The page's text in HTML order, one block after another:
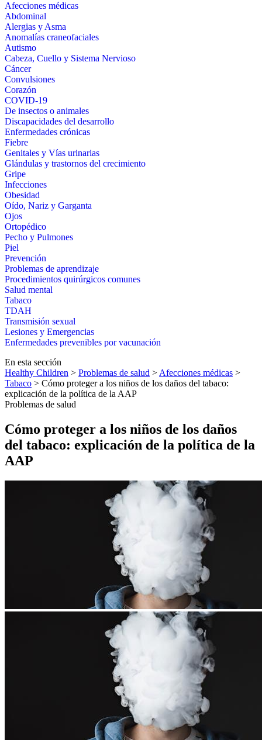
Afecciones médicas
Abdominal
Alergias y Asma
Anomalías craneofaciales
Autismo
Cabeza, Cuello y Sistema Nervioso
Cáncer
Convulsiones
Corazón
COVID-19
De insectos o animales
Discapacidades del desarrollo
Enfermedades crónicas
Fiebre
Genitales y Vías urinarias
Glándulas y trastornos del crecimiento
Gripe
Infecciones
Obesidad
Oído, Nariz y Garganta
Ojos
Ortopédico
Pecho y Pulmones
Piel
Prevención
Problemas de aprendizaje
Procedimientos quirúrgicos comunes
Salud mental
Tabaco
TDAH
Transmisión sexual
Lesiones y Emergencias
Enfermedades prevenibles por vacunación
En esta sección
Healthy Children > Problemas de salud > Afecciones médicas >
Tabaco > Cómo proteger a los niños de los daños del tabaco:
explicación de la política de la AAP
Problemas de salud
Cómo proteger a los niños de los daños
del tabaco: explicación de la política de la
AAP